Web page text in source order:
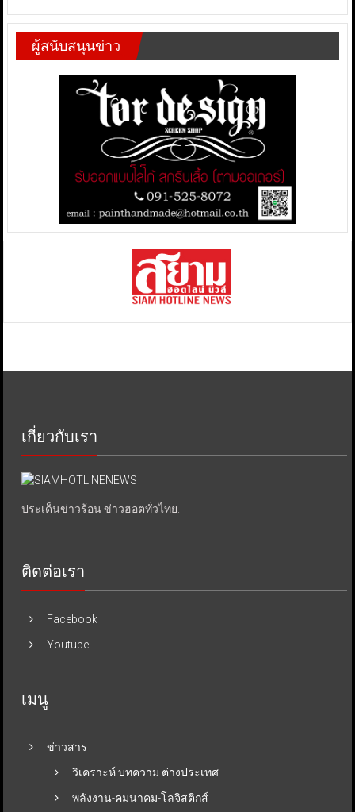
ผู้สนับสนุนข่าว
เกี่ยวกับเรา
ประเด็นข่าวร้อน ข่าวฮอตทั่วไทย.
ติดต่อเรา
Facebook
Youtube
เมนู
ข่าวสาร
วิเคราะห์ บทความ ต่างประเทศ
พลังงาน-คมนาคม-โลจิสติกส์